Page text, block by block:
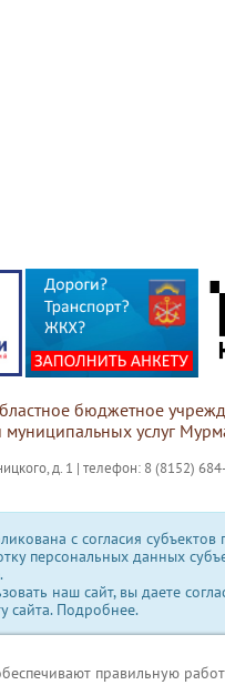
бюджетное
муниципальных услуг
д. 1 | телефон: 8 (8152)
с согласия
персональных данных
наш сайт, вы даете
сайта. Подробнее.
правильную